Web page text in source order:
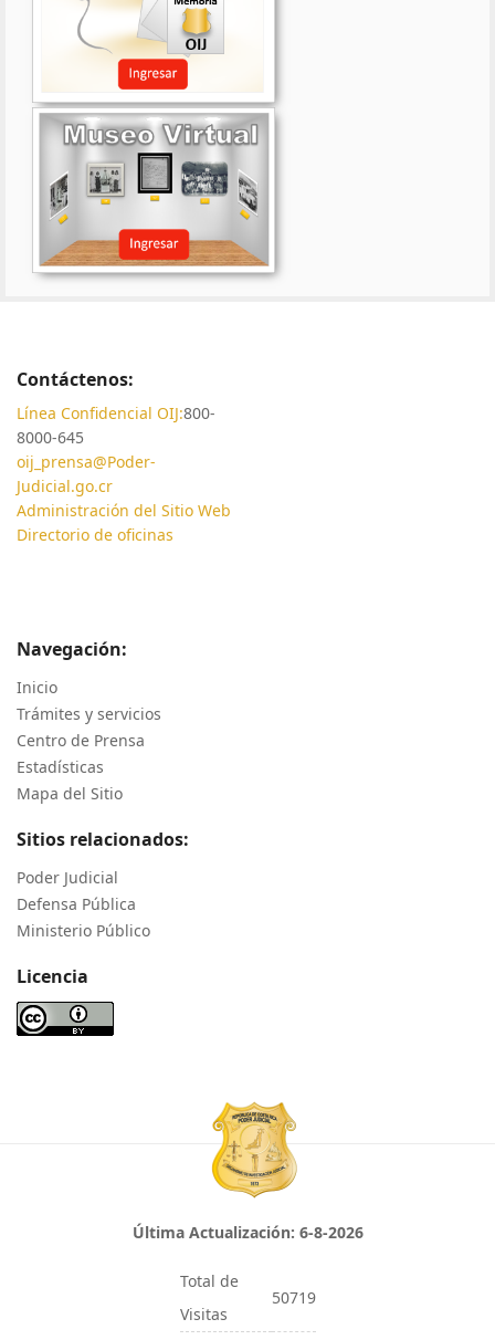
Contáctenos:
Línea Confidencial OIJ:800-
8000-645
oij_prensa@Poder-
Judicial.go.cr
Administración del Sitio Web
Directorio de oficinas
Navegación:
Inicio
Trámites y servicios
Centro de Prensa
Estadísticas
Mapa del Sitio
Sitios relacionados:
Poder Judicial
Defensa Pública
Ministerio Público
Licencia
Última Actualización: 6-8-2026
Total de
Visitas
50719